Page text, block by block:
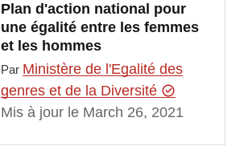
Plan d'action national pour
une égalité entre les femmes
et les hommes
Par Ministère de l'Egalité des
genres et de la Diversité
Mis à jour le March 26, 2021